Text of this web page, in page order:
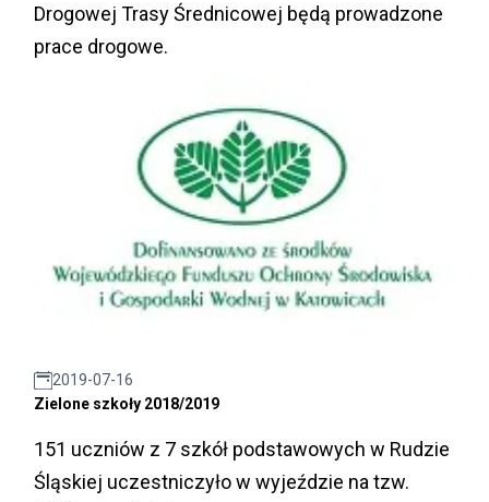
Drogowej Trasy Średnicowej będą prowadzone
prace drogowe.
2019-07-16
Zielone szkoły 2018/2019
151 uczniów z 7 szkół podstawowych w Rudzie
Śląskiej uczestniczyło w wyjeździe na tzw.